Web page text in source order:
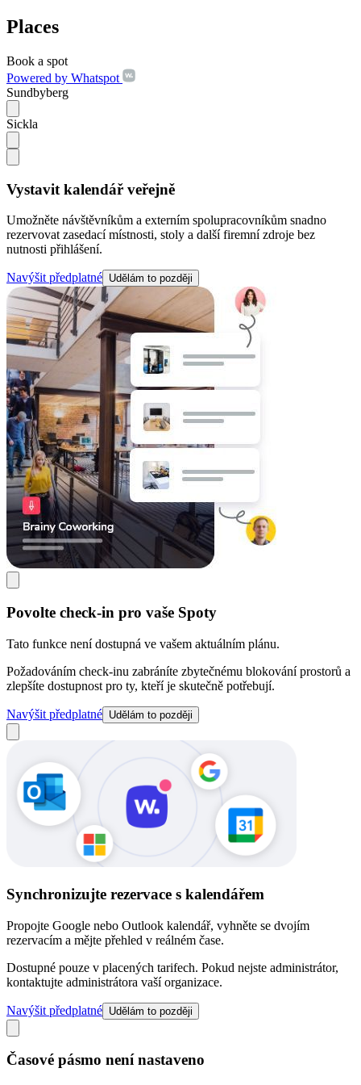
Places
Book a spot
Powered by Whatspot
Sundbyberg
Sickla
Vystavit kalendář veřejně
Umožněte návštěvníkům a externím spolupracovníkům snadno
rezervovat zasedací místnosti, stoly a další firemní zdroje bez
nutnosti přihlášení.
Navýšit předplatné Udělám to později
Povolte check-in pro vaše Spoty
Tato funkce není dostupná ve vašem aktuálním plánu.
Požadováním check-inu zabráníte zbytečnému blokování prostorů a
zlepšíte dostupnost pro ty, kteří je skutečně potřebují.
Navýšit předplatné Udělám to později
Synchronizujte rezervace s kalendářem
Propojte Google nebo Outlook kalendář, vyhněte se dvojím
rezervacím a mějte přehled v reálném čase.
Dostupné pouze v placených tarifech. Pokud nejste administrátor,
kontaktujte administrátora vaší organizace.
Navýšit předplatné Udělám to později
Časové pásmo není nastaveno